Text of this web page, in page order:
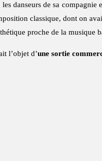
danseurs de sa
classique, dont on
proche de la musique
l’objet d’une sortie